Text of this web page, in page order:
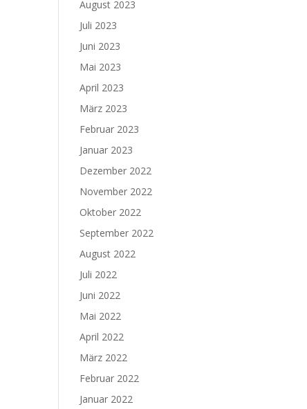
August 2023
Juli 2023
Juni 2023
Mai 2023
April 2023
März 2023
Februar 2023
Januar 2023
Dezember 2022
November 2022
Oktober 2022
September 2022
August 2022
Juli 2022
Juni 2022
Mai 2022
April 2022
März 2022
Februar 2022
Januar 2022